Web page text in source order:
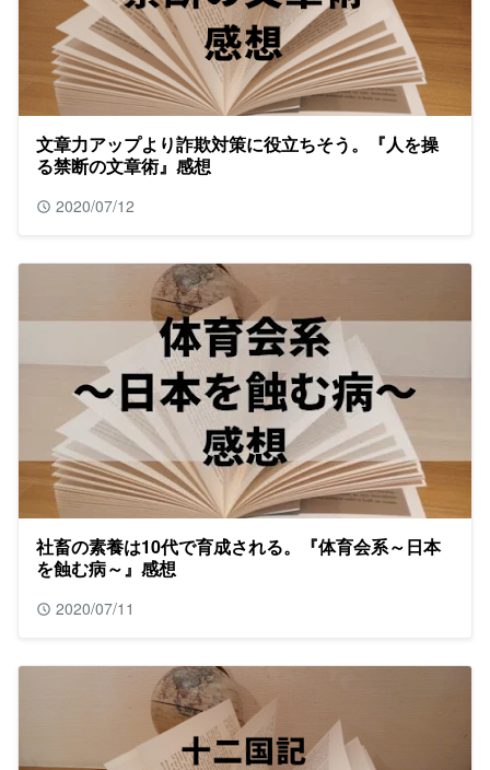
文章力アップより詐欺対策に役立ちそう。『人を操
る禁断の文章術』感想
2020/07/12
社畜の素養は10代で育成される。『体育会系～日本
を蝕む病～』感想
2020/07/11